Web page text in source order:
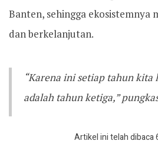
Banten, sehingga ekosistemnya
dan berkelanjutan.
“Karena ini setiap tahun kita
adalah tahun ketiga,”
Artikel ini telah dibaca